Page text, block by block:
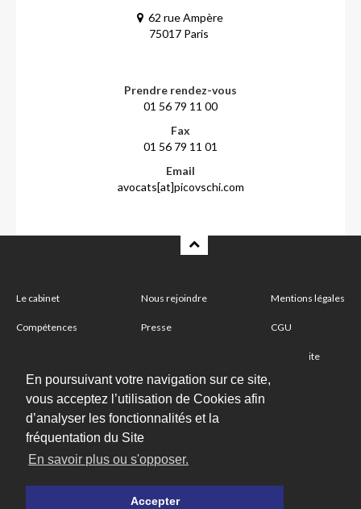
En poursuivant votre navigation sur ce site,
vous acceptez l’utilisation de Cookies afin
d’analyser les fonctionnalités et la
fréquentation du Site
En savoir plus ou s'opposer.
Accepter
62 rue Ampère
75017 Paris
Prendre rendez-vous
01 56 79 11 00
Fax
01 56 79 11 01
Email
avocats[at]picovschi.com
Le cabinet
Compétences
Nous rejoindre
Presse
Mentions légales
CGU
Plan du site
Abonnez-vous à notre newsletter
Suivez-nous